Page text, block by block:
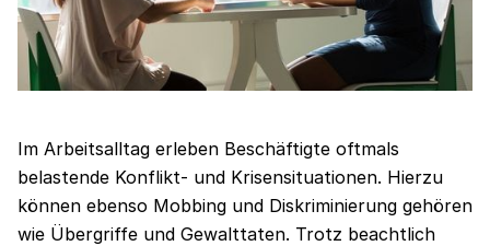
Im Arbeitsalltag erleben Beschäftigte oftmals
belastende Konflikt- und Krisensituationen. Hierzu
können ebenso Mobbing und Diskriminierung gehören
wie Übergriffe und Gewalttaten. Trotz beachtlich